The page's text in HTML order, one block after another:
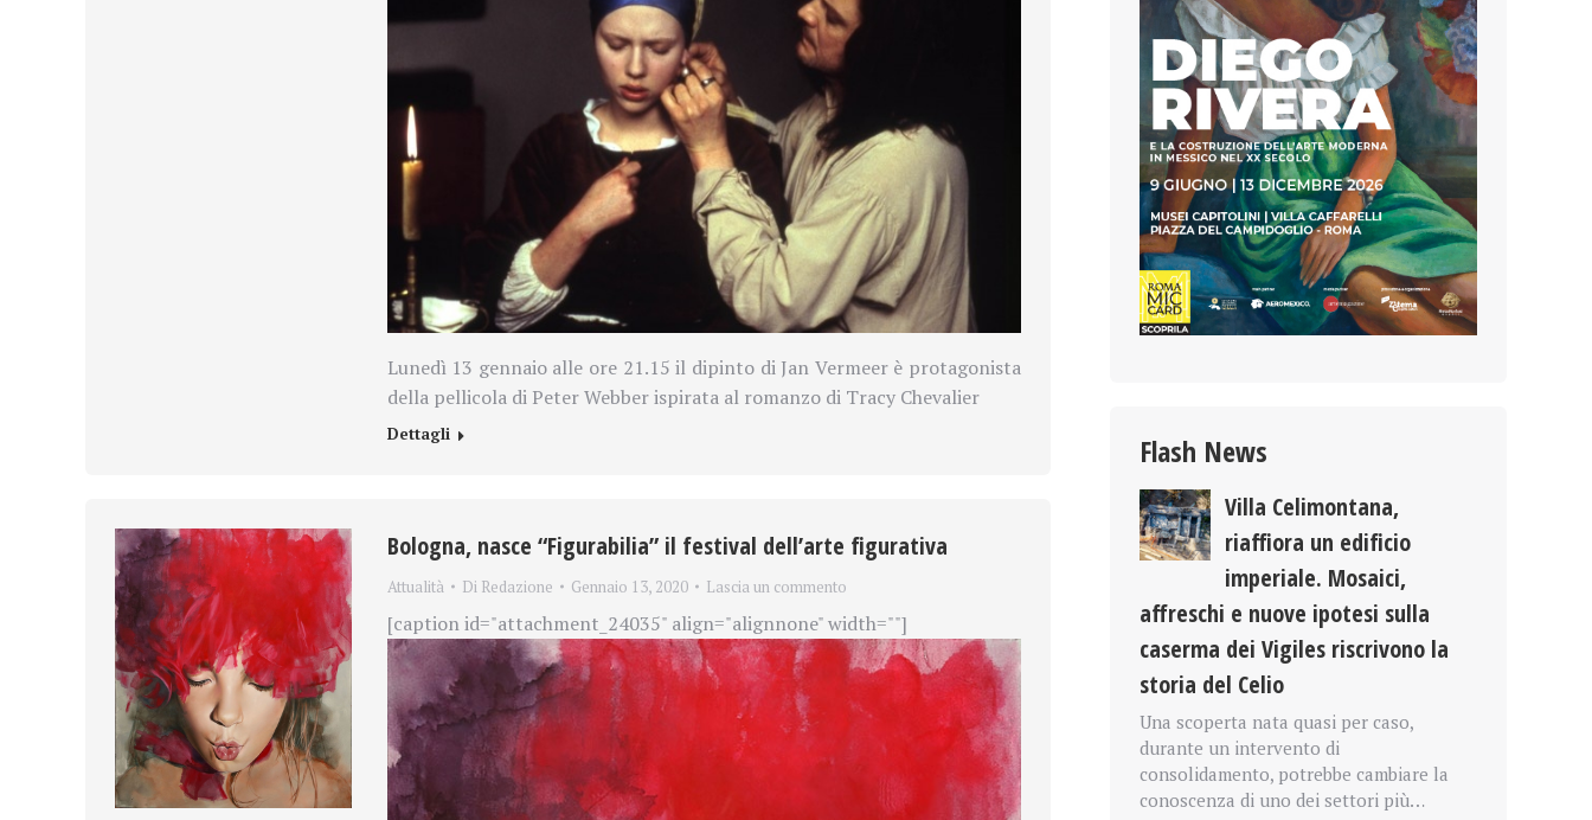
Lunedì 13 gennaio alle ore 21.15 il dipinto di Jan Vermeer è protagonista
della pellicola di Peter Webber ispirata al romanzo di Tracy Chevalier
Dettagli
Bologna, nasce “Figurabilia” il festival dell’arte figurativa
Attualità Di Redazione Gennaio 13, 2020 Lascia un commento
[caption id="attachment_24035" align="alignnone" width=""]
Flash News
Villa Celimontana,
riaffiora un edificio
imperiale. Mosaici,
affreschi e nuove ipotesi sulla
caserma dei Vigiles riscrivono la
storia del Celio
Una scoperta nata quasi per caso,
durante un intervento di
consolidamento, potrebbe cambiare la
conoscenza di uno dei settori più…